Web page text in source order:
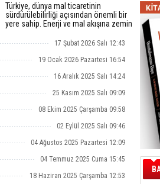
Türkiye, dünya mal ticaretinin
sürdürülebilirliği açısından önemli bir
yere sahip. Enerji ve mal akışına zemin
güçlendirmektedir. Ülkenin güçlü
ulaşım altyapısı da sektöre önemli bir
rekabet gücü sağlıyor.
17 Şubat 2026 Salı 12:43
19 Ocak 2026 Pazartesi 16:54
16 Aralık 2025 Salı 14:24
25 Kasım 2025 Salı 09:09
08 Ekim 2025 Çarşamba 09:58
02 Eylül 2025 Salı 09:46
04 Ağustos 2025 Pazartesi 12:09
04 Temmuz 2025 Cuma 15:45
18 Haziran 2025 Çarşamba 12:53